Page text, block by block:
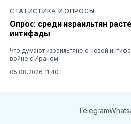
СТАТИСТИКА И ОПРОСЫ
Опрос: среди израильтян
интифады
Что думают израильтяне о новой
войне с Ираном
05.08.2026 11:40
Telegram